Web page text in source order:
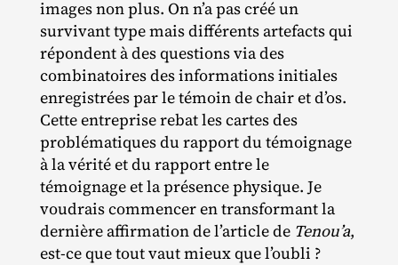
images non plus. On n’a pas créé un
survivant type mais différents artefacts qui
répondent à des questions via des
combinatoires des informations initiales
enregistrées par le témoin de chair et d’os.
Cette entreprise rebat les cartes des
problématiques du rapport du témoignage
à la vérité et du rapport entre le
témoignage et la présence physique. Je
voudrais commencer en transformant la
dernière affirmation de l’article de Tenou’a,
est‐​ce que tout vaut mieux que l’oubli ?